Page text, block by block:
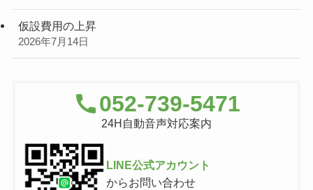
仮設費用の上昇
2026年7月14日
052-739-5471
24H自動音声対応案内
LINE公式アカウント
からお問い合わせ